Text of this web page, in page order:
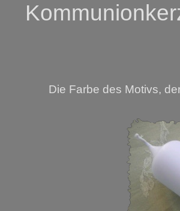
Die Farbe des Motivs,